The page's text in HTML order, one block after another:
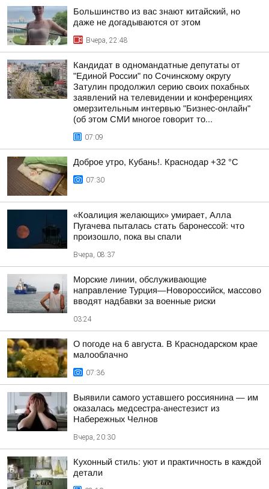
Большинство из вас знают китайский, но
даже не догадываются от этом
Вчера, 22:48
Кандидат в одномандатные депутаты от
"Единой России" по Сочинскому округу
Затулин продолжил серию своих похабных
заявлений на телевидении и конференциях
омерзительным интервью "Бизнес-онлайн"
(об этом СМИ многое говорит то...
07:09
Доброе утро, Кубань!. Краснодар +32 °С
07:30
«Коалиция желающих» умирает, Алла
Пугачева пыталась стать баронессой: что
произошло, пока вы спали
Вчера, 08:37
Морские линии, обслуживающие
направление Турция—Новороссийск, массово
вводят надбавки за военные риски
03:24
О погоде на 6 августа. В Краснодарском крае
малооблачно
07:36
Выявили самого уставшего россиянина — им
оказалась медсестра-анестезист из
Набережных Челнов
Вчера, 20:30
Кухонный стиль: уют и практичность в каждой
детали